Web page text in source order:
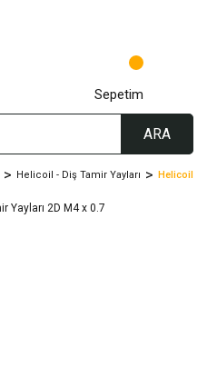
ARA
Sepetim
Helicoil - Diş Tamir Yayları Helicoil -